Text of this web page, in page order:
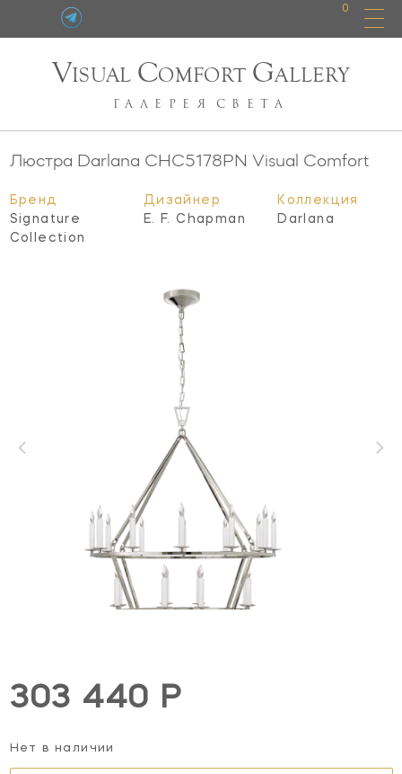
0
VISUAL COMFORT GALLERY
ГАЛЕРЕЯ СВЕТА
Люстра Darlana CHC5178PN Visual Comfort
Бренд
Signature
Collection
Дизайнер
E. F. Chapman
Коллекция
Darlana
303 440 Р
Нет в наличии